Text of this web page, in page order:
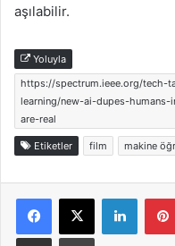
aşılabilir.
Yoluyla
https://spectrum.ieee.org/tech-
learning/new-ai-dupes-
are-real
Etiketler film makine
Facebook
X
E-Posta ile paylaş Yazdır